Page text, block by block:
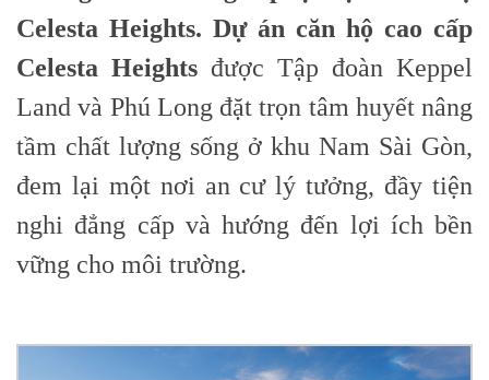
Celesta Heights. Dự án căn hộ cao cấp
Celesta Heights được Tập đoàn Keppel
Land và Phú Long đặt trọn tâm huyết nâng
tầm chất lượng sống ở khu Nam Sài Gòn,
đem lại một nơi an cư lý tưởng, đầy tiện
nghi đẳng cấp và hướng đến lợi ích bền
vững cho môi trường.